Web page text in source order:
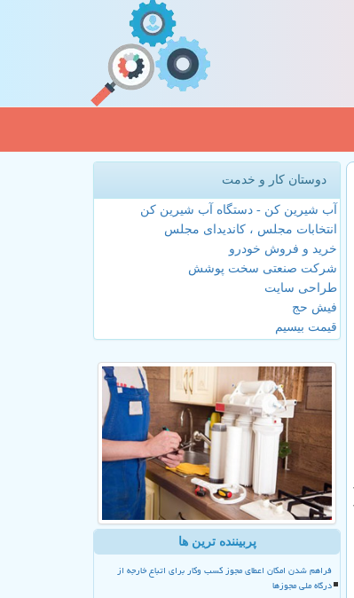
دوستان کار و خدمت
آب شیرین کن - دستگاه آب شیرین کن
انتخابات مجلس ، کاندیدای مجلس
خرید و فروش خودرو
شرکت صنعتی سخت پوشش
طراحی سایت
فیش حج
قیمت بیسیم
پربیننده ترین ها
فراهم شدن امکان اعطای مجوز کسب وکار برای اتباع خارجه از
درگاه ملی مجوزها